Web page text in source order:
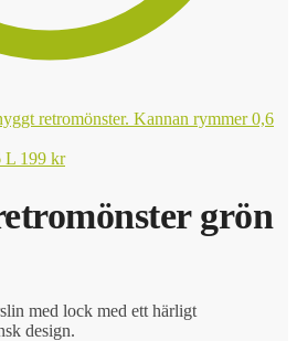
L 199 kr
grön
med lock med ett härligt
design.